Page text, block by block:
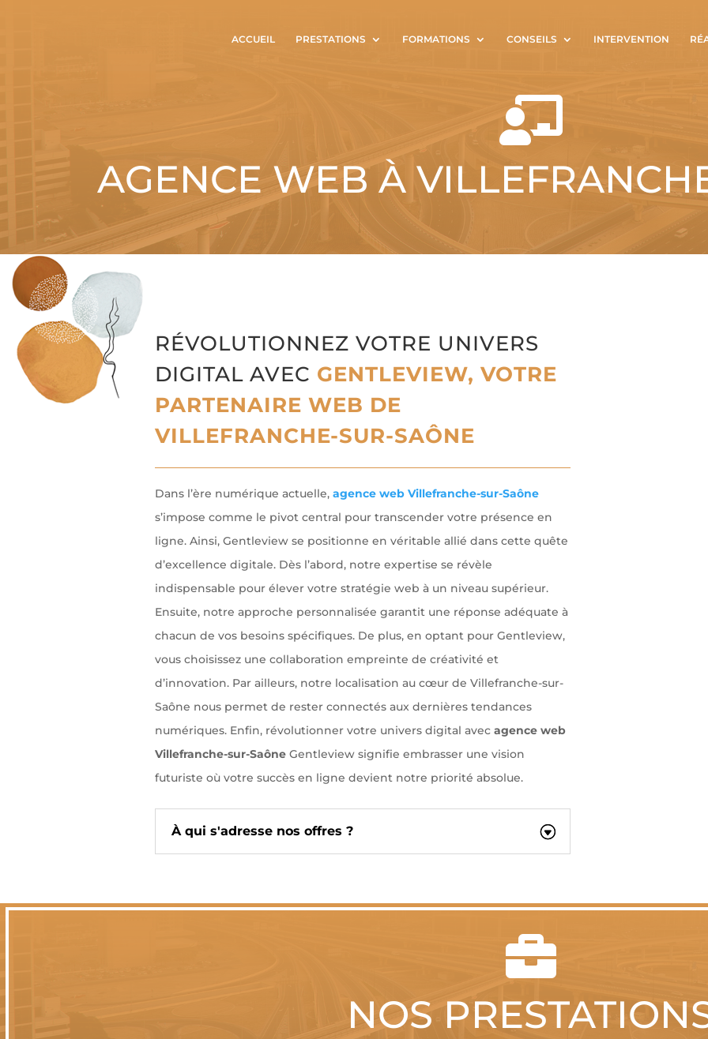
ACCUEIL PRESTATIONS FORMATIONS CONSEILS INTERVENTION

AGENCE WEB À
RÉVOLUTIONNEZ VOTRE UNIVERS
DIGITAL AVEC GENTLEVIEW, VOTRE
PARTENAIRE WEB DE
VILLEFRANCHE-SUR-SAÔNE
Dans l’ère numérique actuelle, agence web Villefranche-sur-Saône
s’impose comme le pivot central pour transcender votre présence en
ligne. Ainsi, Gentleview se positionne en véritable allié dans cette quête
d’excellence digitale. Dès l’abord, notre expertise se révèle
indispensable pour élever votre stratégie web à un niveau supérieur.
Ensuite, notre approche personnalisée garantit une réponse adéquate à
chacun de vos besoins spécifiques. De plus, en optant pour Gentleview,
vous choisissez une collaboration empreinte de créativité et
d’innovation. Par ailleurs, notre localisation au cœur de Villefranche-sur-
Saône nous permet de rester connectés aux dernières tendances
numériques. Enfin, révolutionner votre univers digital avec agence web
Villefranche-sur-SaôneGentleview signifie embrasser une vision
futuriste où votre succès en ligne devient notre priorité absolue.
À qui s'adresse nos offres ?

NOS